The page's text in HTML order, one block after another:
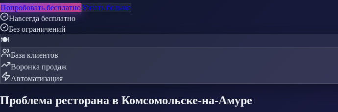
Попробовать бесплатноУзнать больше
Навсегда бесплатно
Без ограничений
🍽️
База клиентов
Воронка продаж
Автоматизация
Проблема ресторана в Комсомольске-на-Амуре